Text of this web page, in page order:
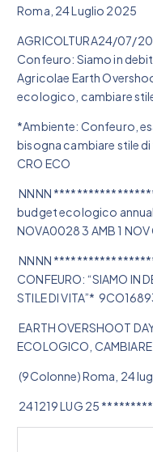
Roma, 24 Luglio 2025
AGRICOLTURA24/07/
Confeuro: Siamo in
Agricolae Earth
ecologico, cambiare
*Ambiente: Confeuro,
bisogna cambiare stile di
CRO ECO
NNNN
budget ecologico
NOVA0028 3 AMB 1 NOV
NNNN
CONFEURO: “SIAMO IN
STILE DI VITA”*
EARTH OVERSHOOT
ECOLOGICO, CAMBIARE
(9Colonne) Roma, 24 lug
241219 LUG 25